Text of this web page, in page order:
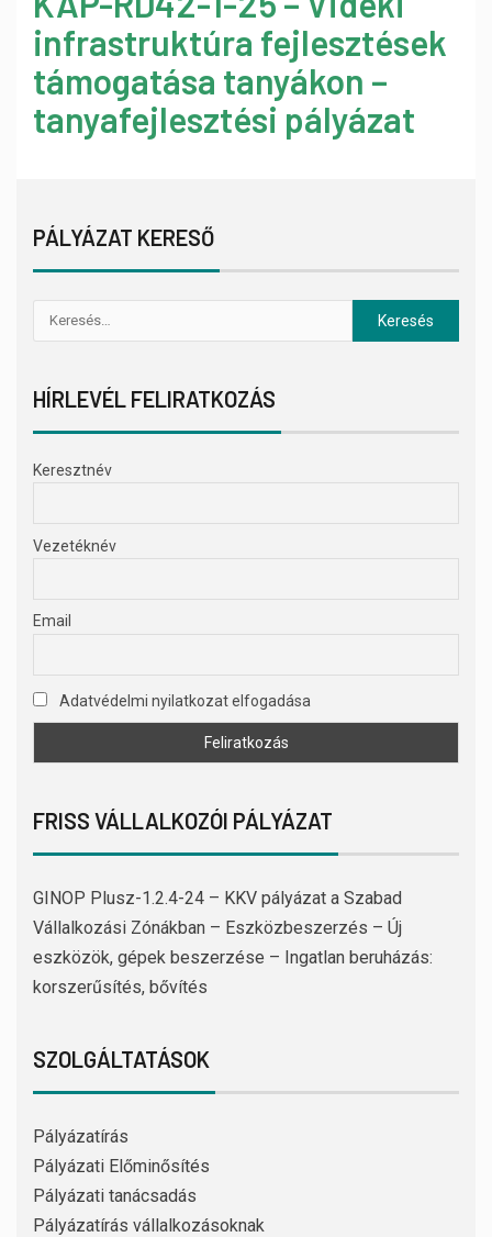
infrastruktúra fejlesztések
támogatása tanyákon –
tanyafejlesztési pályázat
PÁLYÁZAT KERESŐ
HÍRLEVÉL FELIRATKOZÁS
Keresztnév
Vezetéknév
Email
Adatvédelmi nyilatkozat elfogadása
FRISS VÁLLALKOZÓI PÁLYÁZAT
GINOP Plusz-1.2.4-24 – KKV pályázat a Szabad
Vállalkozási Zónákban – Eszközbeszerzés – Új
eszközök, gépek beszerzése – Ingatlan beruházás:
korszerűsítés, bővítés
SZOLGÁLTATÁSOK
Pályázatírás
Pályázati Előminősítés
Pályázati tanácsadás
Pályázatírás vállalkozásoknak